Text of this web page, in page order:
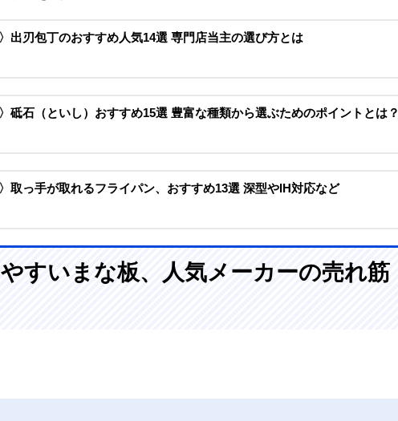
〉出刃包丁のおすすめ人気14選 専門店当主の選び方とは
〉砥石（といし）おすすめ15選 豊富な種類から選ぶためのポイントとは？
〉取っ手が取れるフライパン、おすすめ13選 深型やIH対応など
すいまな板、人気メーカーの売れ筋